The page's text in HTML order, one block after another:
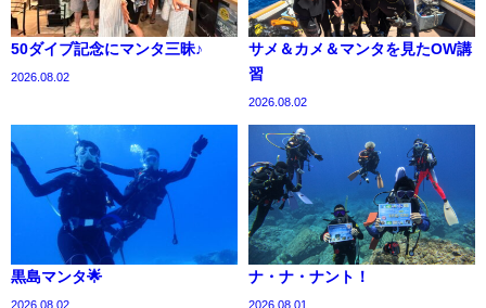
50ダイブ記念にマンタ三昧♪
2026.08.02
サメ＆カメ＆マンタを見たOW講
習
2026.08.02
黒島マンタ🌟
2026.08.02
ナ・ナ・ナント！
2026.08.01